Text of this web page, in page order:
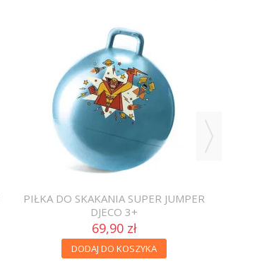
PIŁKA DO SKAKANIA SUPER JUMPER
DJECO 3+
69,90 zł
DODAJ DO KOSZYKA